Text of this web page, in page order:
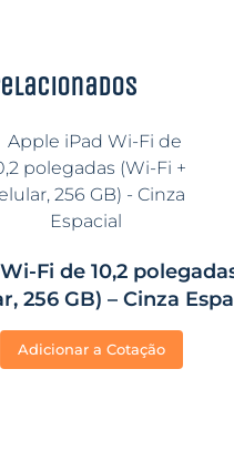
Fi de 10,2
256 GB) – Cinza
Adicionar a Cotação